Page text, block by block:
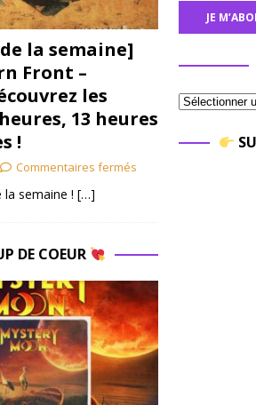
la semaine]
Front –
les
13 heures
!
Commentaires fermés
la semaine ! […]
DE COEUR